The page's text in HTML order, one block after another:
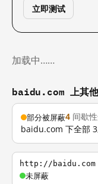
立即测试
加载中……
baidu.com 上其他
部分被屏蔽4 间歇
baidu.com 下全部
http://baidu.com
未屏蔽